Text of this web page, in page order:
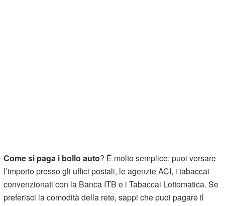
Come si paga i bollo auto? È molto semplice: puoi versare
l’importo presso gli uffici postali, le agenzie ACI, i tabaccai
convenzionati con la Banca ITB e i Tabaccai Lottomatica. Se
preferisci la comodità della rete, sappi che puoi pagare il